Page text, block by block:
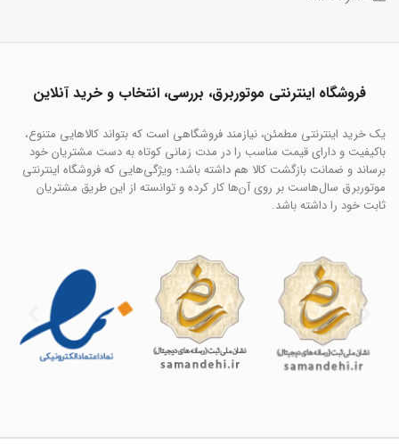
فروشگاه اینترنتی موتوربرق، بررسی، انتخاب و خرید آنلاین
یک خرید اینترنتی مطمئن، نیازمند فروشگاهی است که بتواند کالاهایی متنوع،
باکیفیت و دارای قیمت مناسب را در مدت زمانی کوتاه به دست مشتریان خود
برساند و ضمانت بازگشت کالا هم داشته باشد؛ ویژگی‌هایی که فروشگاه اینترنتی
موتوربرق سال‌هاست بر روی آن‌ها کار کرده و توانسته از این طریق مشتریان
ثابت خود را داشته باشد.